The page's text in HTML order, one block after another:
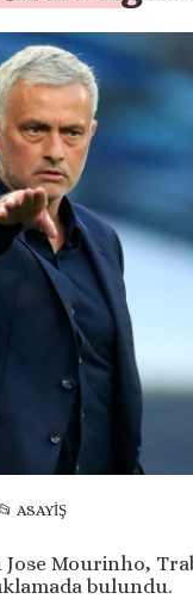
ASAYİŞ
Mourinho,
bulundu.